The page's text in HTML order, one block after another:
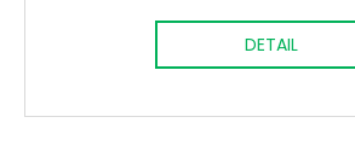
DETAIL